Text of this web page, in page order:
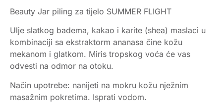
Beauty Jar piling za tijelo SUMMER FLIGHT
Ulje slatkog badema, kakao i karite (shea) maslaci u
kombinaciji sa ekstraktorm ananasa čine kožu
mekanom i glatkom. Miris tropskog voća će vas
odvesti na odmor na otoku.
Način upotrebe: nanijeti na mokru kožu nježnim
masažnim pokretima. Isprati vodom.